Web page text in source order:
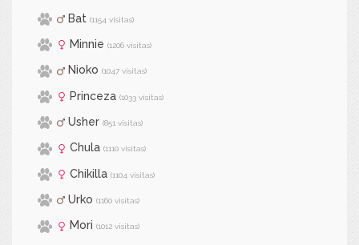
Bat (1154 visitas)
Minnie (1206 visitas)
Nioko (1047 visitas)
Princeza (1033 visitas)
Usher (851 visitas)
Chula (1110 visitas)
Chikilla (1104 visitas)
Urko (1160 visitas)
Mori (1012 visitas)